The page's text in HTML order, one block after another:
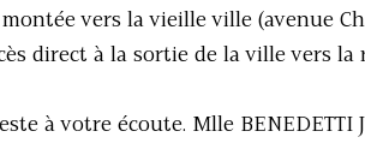
vers la vieille ville (avenue
direct à la sortie de la ville vers la
à votre écoute. Mlle BENEDETTI